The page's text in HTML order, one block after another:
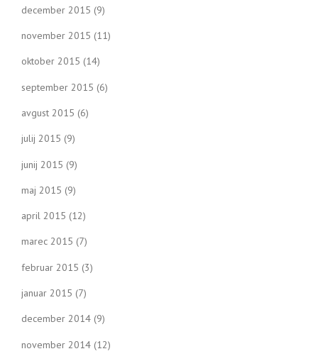
december 2015 (9)
november 2015 (11)
oktober 2015 (14)
september 2015 (6)
avgust 2015 (6)
julij 2015 (9)
junij 2015 (9)
maj 2015 (9)
april 2015 (12)
marec 2015 (7)
februar 2015 (3)
januar 2015 (7)
december 2014 (9)
november 2014 (12)